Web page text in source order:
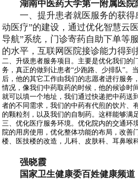
湖南中医药大学第一附属医院
一、提升患者就医服务的获得
动医疗”的建设，通过优化智慧云
导航”系统，门诊寄药自助下单等
的水平，互联网医院接诊能力得到
二、升级患者服务项目。主要是优化我们的
务，真正的做到让患者“少跑路、少排队”。
后，他的其它工作由我们的志愿者进行服务
情况，像我们中药取药的时候，他的候诊时
就可以填一个地址，我们通过快递把中药送
者的不同需求，我们的中药有代煎的饮片、
的颗粒剂，以及我们的自制药。这样能够满
三、优化医疗服务环境。优化院内的交通环
院的用房使用，优化整体功能的布局，改善
楼、医技楼的改造，儿科、皮肤科、耳鼻喉
强晓霞
国家卫生健康委百姓健康频道